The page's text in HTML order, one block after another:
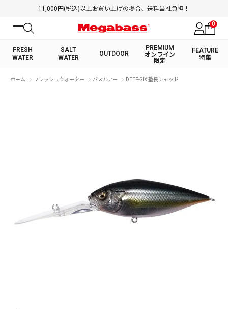
11,000円(税込)以上お買い上げの場合、送料当社負担！
0
FRESH
WATER
SALT
WATER
OUTDOOR
PREMIUM
オンライン
限定
FEATURE
特集
絞り込み検索
PREMIUM オンライン限定
FRESH WATER
ホーム フレッシュウォーター バスルアー DEEP-SIX 塾長シャッド